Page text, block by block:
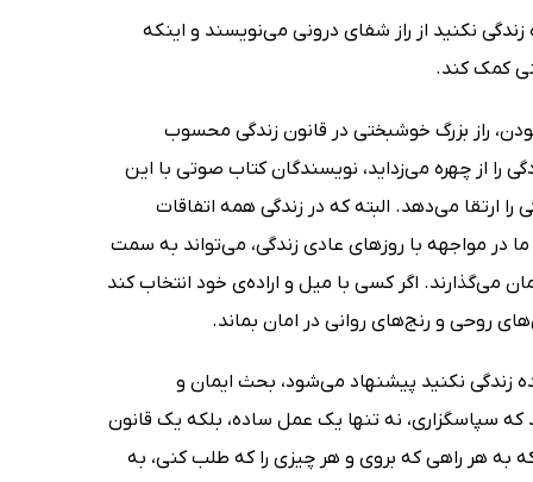
نکنید از راز شفای درونی می‌نویسند و اینکه
کمک کند.
راز بزرگ خوشبختی در قانون زندگی محسوب
را از چهره می‌زداید، نویسندگان کتاب صوتی با این
ارتقا می‌دهد. البته که در زندگی همه اتفاقات
ما در مواجهه با روزهای عادی زندگی، می‌تواند به سمت
می‌گذارند. اگر کسی با میل و اراده‌ی خود انتخاب کند
روحی و رنج‌های روانی در امان بماند.
زندگی نکنید پیشنهاد می‌شود، بحث ایمان و
سپاسگزاری، نه تنها یک عمل ساده، بلکه یک قانون
به هر راهی که بروی و هر چیزی را که طلب کنی، به